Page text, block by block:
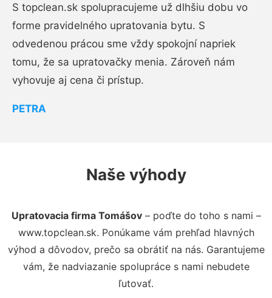
S topclean.sk spolupracujeme už dlhšiu dobu vo
forme pravidelného upratovania bytu. S
odvedenou prácou sme vždy spokojní napriek
tomu, že sa upratovačky menia. Zároveň nám
vyhovuje aj cena či prístup.
PETRA
Naše výhody
Upratovacia firma Tomášov– poďte do toho s nami –
www.topclean.sk. Ponúkame vám prehľad hlavných
výhod a dôvodov, prečo sa obrátiť na nás. Garantujeme
vám, že nadviazanie spolupráce s nami nebudete
ľutovať.